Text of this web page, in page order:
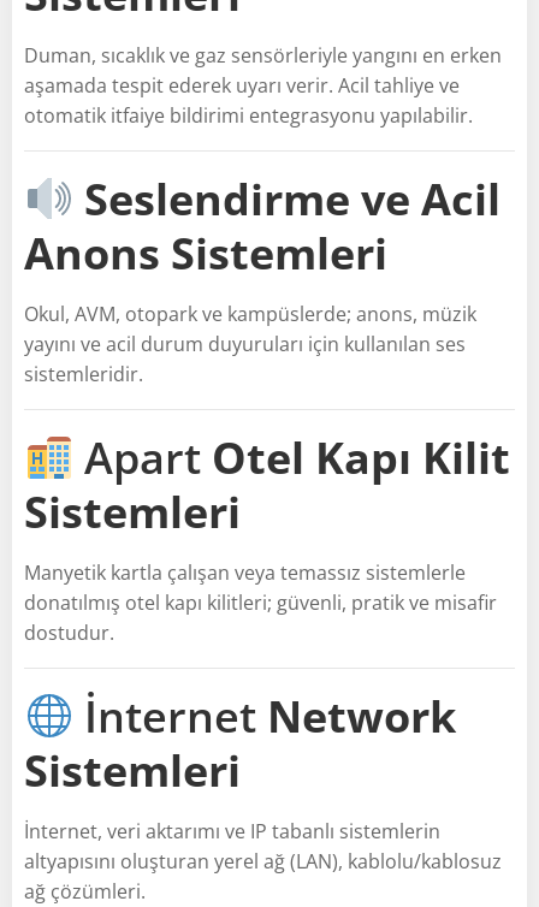
Duman, sıcaklık ve gaz sensörleriyle yangını en erken
aşamada tespit ederek uyarı verir. Acil tahliye ve
otomatik itfaiye bildirimi entegrasyonu yapılabilir.
Seslendirme ve Acil
Anons Sistemleri
Okul, AVM, otopark ve kampüslerde; anons, müzik
yayını ve acil durum duyuruları için kullanılan ses
sistemleridir.
Apart Otel Kapı Kilit
Sistemleri
Manyetik kartla çalışan veya temassız sistemlerle
donatılmış otel kapı kilitleri; güvenli, pratik ve misafir
dostudur.
İnternet Network
Sistemleri
İnternet, veri aktarımı ve IP tabanlı sistemlerin
altyapısını oluşturan yerel ağ (LAN), kablolu/kablosuz
ağ çözümleri.